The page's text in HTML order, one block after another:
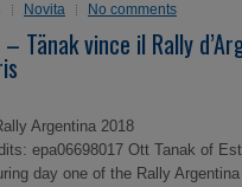
Novita No comments
Tänak vince il Rally
epa06698017 Ott Tanak of
day one of the Rally